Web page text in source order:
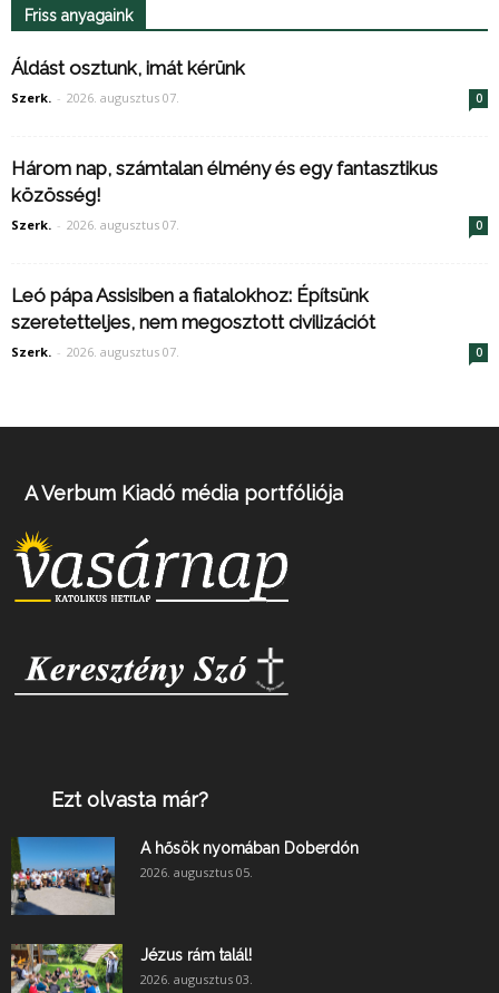
Friss anyagaink
Áldást osztunk, imát kérünk
Szerk. - 2026. augusztus 07. 0
Három nap, számtalan élmény és egy fantasztikus
közösség!
Szerk. - 2026. augusztus 07. 0
Leó pápa Assisiben a fiatalokhoz: Építsünk
szeretetteljes, nem megosztott civilizációt
Szerk. - 2026. augusztus 07. 0
A Verbum Kiadó média portfóliója
Ezt olvasta már?
A hősök nyomában Doberdón
2026. augusztus 05.
Jézus rám talál!
2026. augusztus 03.